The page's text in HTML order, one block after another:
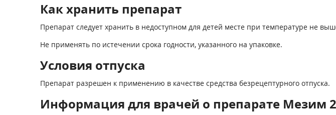
Как хранить препарат
Препарат следует хранить в недоступном для детей месте при температуре не
Не применять по истечении срока годности, указанного на упаковке.
Условия отпуска
Препарат разрешен к применению в качестве средства безрецептурного отпуска.
Информация для врачей о препарате Мезим